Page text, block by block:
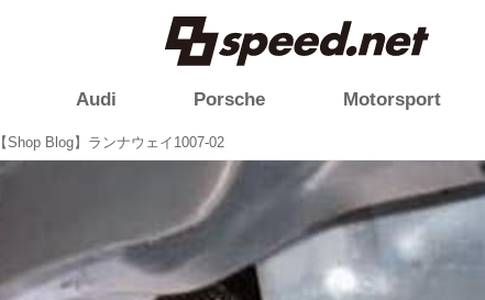
Audi Porsche Motorsport
【Shop Blog】ランナウェイ1007-02